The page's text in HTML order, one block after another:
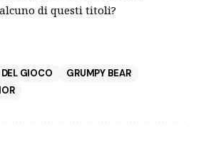
di questi titoli?
DEL GIOCO
GRUMPY BEAR